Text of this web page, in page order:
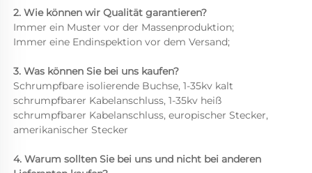
2. Wie können wir Qualität garantieren?
Immer ein Muster vor der Massenproduktion;
Immer eine Endinspektion vor dem Versand;
3. Was können Sie bei uns kaufen?
Schrumpfbare isolierende Buchse, 1-35kv kalt
schrumpfbarer Kabelanschluss, 1-35kv heiß
schrumpfbarer Kabelanschluss, europischer Stecker,
amerikanischer Stecker
4. Warum sollten Sie bei uns und nicht bei anderen